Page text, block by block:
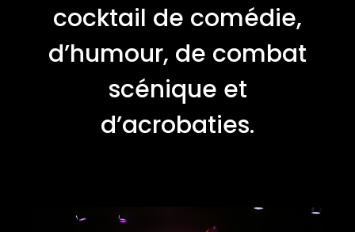
cocktail de comédie,
d’humour, de combat
scénique et
d’acrobaties.